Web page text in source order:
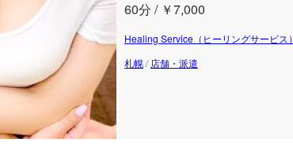
60分 / ￥7,000
Healing Service（ヒーリングサービス）
札幌/ 店舗・派遣